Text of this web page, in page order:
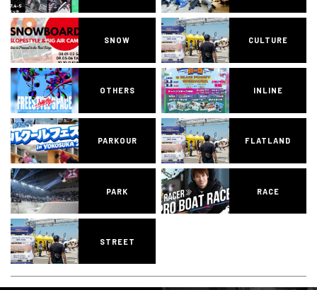
SNOW CULTURE
OTHERS INLINE
PARKOUR FLATLAND
PARK RACE
STREET